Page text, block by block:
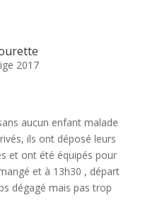
2017
aucun enfant malade
ils ont déposé leurs
et ont été équipés pour
et à 13h30 , départ
dégagé mais pas trop